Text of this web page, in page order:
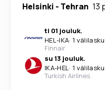
Helsinki - Tehran 13
ti 01 jouluk.
HEL-IKA· 1 välilasku
Finnair
su 13 jouluk.
IKA-HEL· 1 välilasku
Turkish Airlines